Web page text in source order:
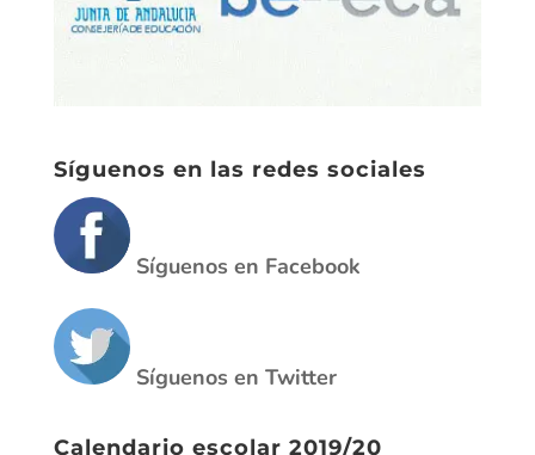
Síguenos en las redes sociales
Síguenos en Facebook
Síguenos en Twitter
Calendario escolar 2019/20